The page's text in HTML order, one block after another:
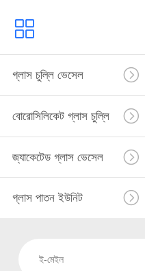
গ্লাস চুল্লি ভেসেল
বোরোসিলিকেট গ্লাস চুল্লি
জ্যাকেটেড গ্লাস ভেসেল
গ্লাস পাতন ইউনিট